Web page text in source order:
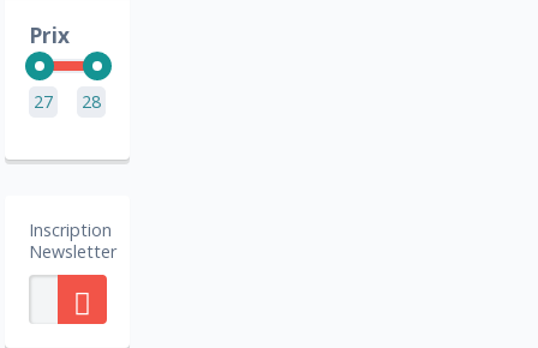
Prix
27 28
Inscription
Newsletter